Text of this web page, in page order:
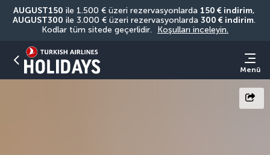
AUGUST150 ile 1.500 € üzeri rezervasyonlarda 150 € indirim
AUGUST300 ile 3.000 € üzeri rezervasyonlarda 300 € indirim.
Kodlar tüm sitede geçerlidir.
Koşulları inceleyin.
Menü